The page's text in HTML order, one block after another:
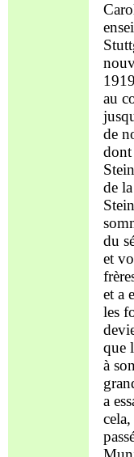
au
de
de
du
et
et a
les
que
à
a